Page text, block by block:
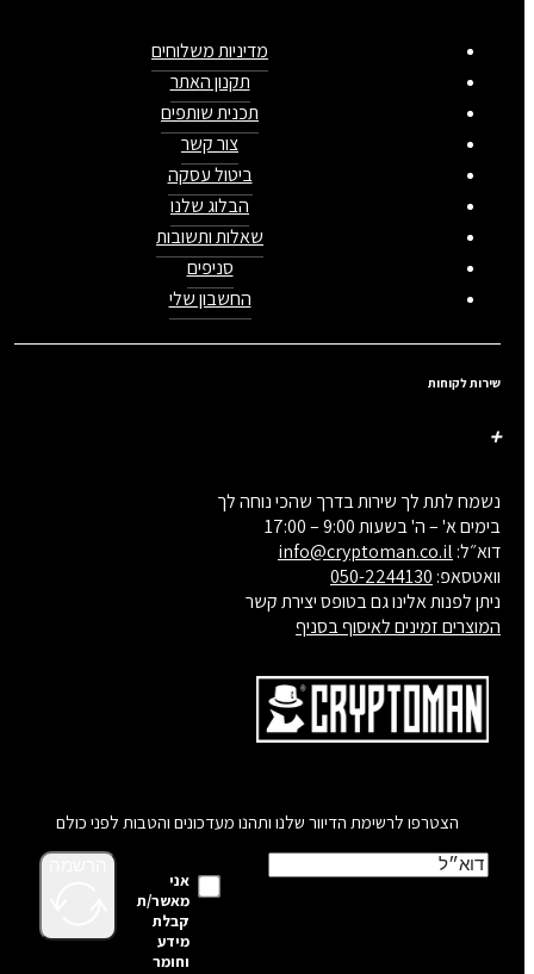
מדיניות משלוחים
תקנון האתר
תכנית שותפים
צור קשר
ביטול עסקה
הבלוג שלנו
שאלות ותשובות
סניפים
החשבון שלי
שירות לקוחות
נשמח לתת לך שירות בדרך שהכי נוחה לך
בימים א' – ה' בשעות 9:00 – 17:00
דוא״ל:info@cryptoman.co.il
וואטסאפ:050-2244130
ניתן לפנות אלינו גם בטופס יצירת קשר
המוצרים זמינים לאיסוף בסניף
הצטרפו לרשימת הדיוור שלנו ותהנו מעדכונים והטבות לפני כולם
אני
מאשר/ת
קבלת
מידע
וחומר
הרשמה